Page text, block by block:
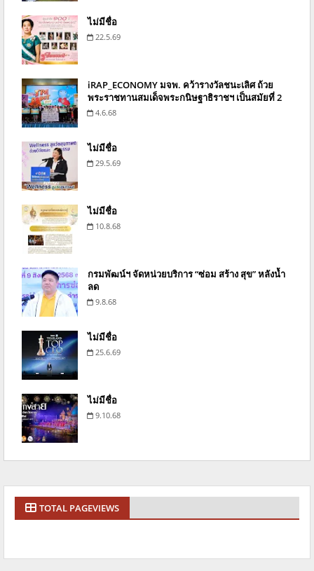
ไม่มีชื่อ
22.5.69
iRAP_ECONOMY มจพ. คว้ารางวัลชนะเลิศ ถ้วย
พระราชทานสมเด็จพระกนิษฐาธิราชฯ เป็นสมัยที่ 2
4.6.68
ไม่มีชื่อ
29.5.69
ไม่มีชื่อ
10.8.68
กรมพัฒน์ฯ จัดหน่วยบริการ “ซ่อม สร้าง สุข” หลังน้ำ
ลด
9.8.68
ไม่มีชื่อ
25.6.69
ไม่มีชื่อ
9.10.68
TOTAL PAGEVIEWS